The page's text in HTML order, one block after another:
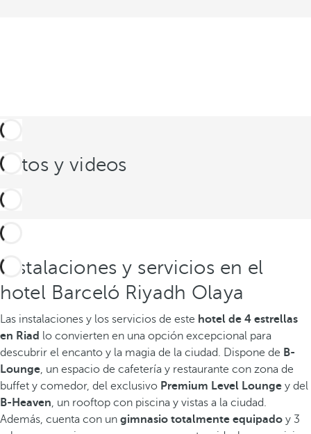
Fotos y videos
Instalaciones y servicios en el
hotel Barceló Riyadh Olaya
Las instalaciones y los servicios de este hotel de 4 estrellas
en Riad lo convierten en una opción excepcional para
descubrir el encanto y la magia de la ciudad. Dispone de B-
Lounge, un espacio de cafetería y restaurante con zona de
buffet y comedor, del exclusivo Premium Level Lounge y del
B-Heaven, un rooftop con piscina y vistas a la ciudad.
Además, cuenta con un gimnasio totalmente equipado y 3